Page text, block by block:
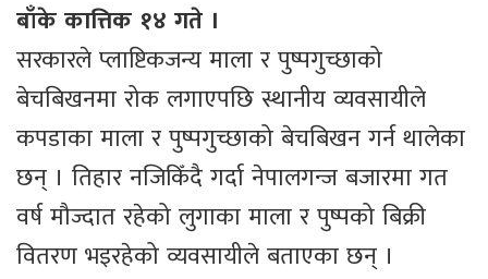
बाँके कात्तिक १४ गते ।
सरकारले प्लाष्टिकजन्य माला र पुष्पगुच्छाको
बेचबिखनमा रोक लगाएपछि स्थानीय व्यवसायीले
कपडाका माला र पुष्पगुच्छाको बेचबिखन गर्न थालेका
छन् । तिहार नजिकिँदै गर्दा नेपालगन्ज बजारमा गत
वर्ष मौज्दात रहेको लुगाका माला र पुष्पको बिक्री
वितरण भइरहेको व्यवसायीले बताएका छन् ।